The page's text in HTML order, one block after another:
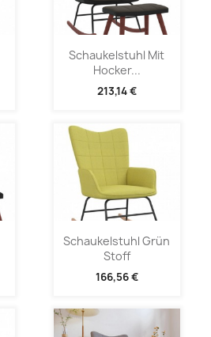
Schaukelstuhl Mit
Hocker...
213,14 €
Schaukelstuhl Grün
Stoff
166,56 €